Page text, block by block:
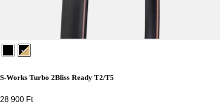
S-Works Turbo 2Bliss Ready T2/T5
28 900 Ft